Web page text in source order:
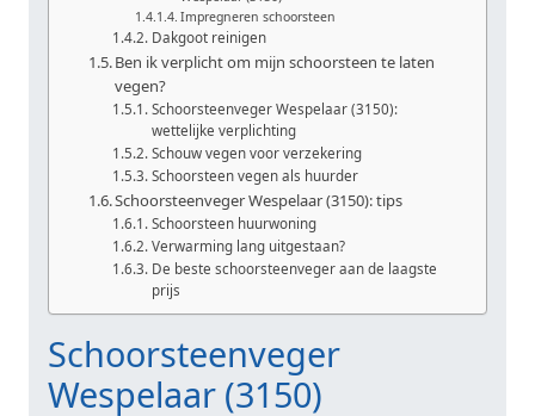
Impregneren schoorsteen
Dakgoot reinigen
Ben ik verplicht om mijn schoorsteen te laten
vegen?
Schoorsteenveger Wespelaar (3150):
wettelijke verplichting
Schouw vegen voor verzekering
Schoorsteen vegen als huurder
Schoorsteenveger Wespelaar (3150): tips
Schoorsteen huurwoning
Verwarming lang uitgestaan?
De beste schoorsteenveger aan de laagste
prijs
Schoorsteenveger
Wespelaar (3150)